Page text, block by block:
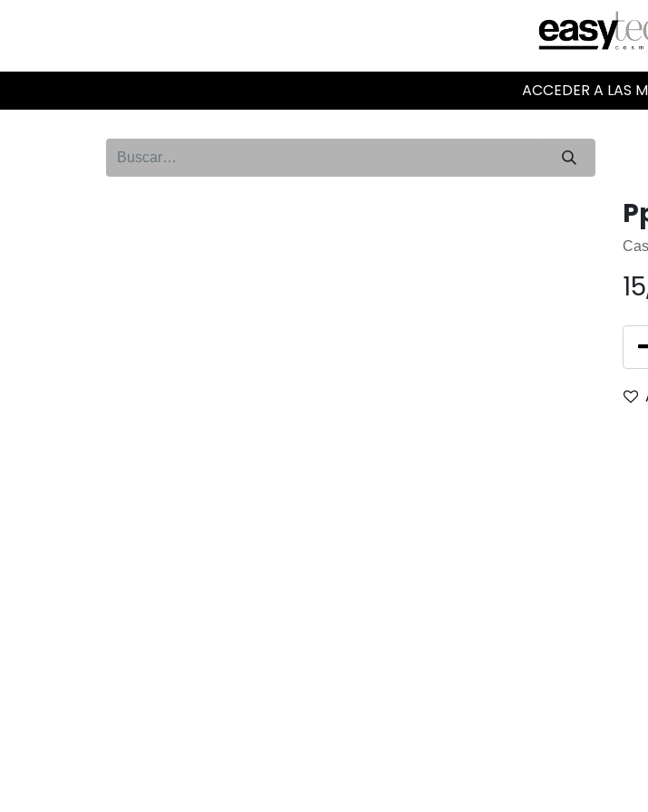
ACCEDER A LAS